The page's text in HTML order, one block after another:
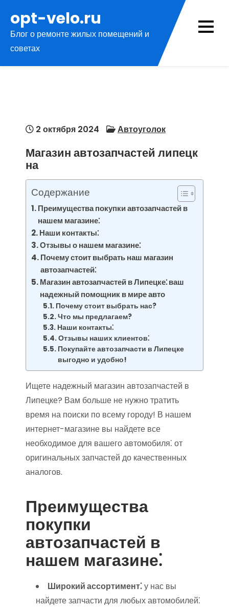
содержимому
opt-velo.ru
Блог о ремонте жилых помещений и
советах
2 октября 2024 Автоуголок
Магазин автозапчастей липецк
на
Содержание
Преимущества покупки автозапчастей в
нашем магазине⁚
Наши контакты⁚
Отзывы о нашем магазине⁚
Почему стоит выбрать наш магазин
автозапчастей⁚
Магазин автозапчастей в Липецке⁚ ваш
надежный помощник в мире авто
Почему стоит выбрать нас?
Что мы предлагаем?
Наши контакты⁚
Отзывы наших клиентов⁚
Покупайте автозапчасти в Липецке
выгодно и удобно!
Ищете надежный магазин автозапчастей в
Липецке? Вам больше не нужно тратить
время на поиски по всему городу! В нашем
интернет-магазине вы найдете все
необходимое для вашего автомобиля⁚ от
оригинальных запчастей до качественных
аналогов.
Преимущества
покупки
автозапчастей в
нашем магазине⁚
Широкий ассортимент⁚у нас вы
найдете запчасти для любых автомобилей⁚